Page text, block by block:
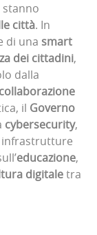
città. In
di una smart
dei cittadini,
dalla
collaborazione
il Governo
cybersecurity,
infrastrutture
educazione,
digitaletra